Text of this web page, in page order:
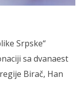
Srpske“
sa dvanaest
Birač, Han